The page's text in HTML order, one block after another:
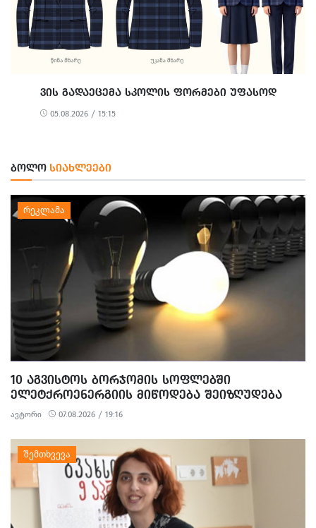
ᲕᲘᲡ ᲒᲐᲓᲐᲔᲪᲔᲛᲐ ᲡᲙᲝᲚᲘᲡ ᲤᲝᲠᲛᲔᲑᲘ ᲣᲤᲐᲡᲝᲓ
05.08.2026 / 15:15
ᲑᲝᲚᲝ ᲡᲘᲐᲮᲚᲔᲔᲑᲘ
10 ᲐᲒᲕᲘᲡᲢᲝᲡ ᲑᲝᲠᲯᲝᲛᲘᲡ ᲡᲝᲤᲚᲔᲑᲨᲘ
ᲔᲚᲔᲢᲥᲠᲝᲔᲜᲔᲠᲒᲘᲘᲡ ᲛᲘᲬᲝᲓᲔᲑᲐ ᲨᲔᲘᲖᲦᲣᲓᲔᲑᲐ
ავტორი 07.08.2026 / 19:16